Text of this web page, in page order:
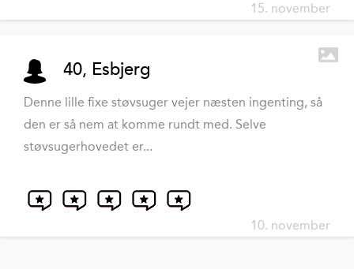
15. november
40, Esbjerg
Denne lille fixe støvsuger vejer næsten ingenting, så
den er så nem at komme rundt med. Selve
støvsugerhovedet er...
10. november